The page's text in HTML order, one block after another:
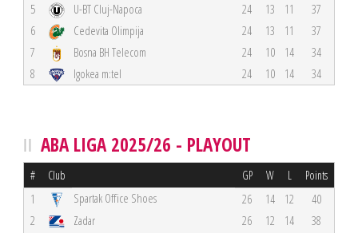
5
U-BT Cluj-Napoca 24 13 11
37
6
Cedevita Olimpija 24 13 11
37
7
Bosna BH Telecom 24 10 14
34
8
Igokea m:tel 24 10 14 34
ABA LIGA 2025/26 - PLAYOUT
# Club GP W L Points
1 Spartak Office Shoes 26 14 12
40
2
Zadar 26 12 14
38